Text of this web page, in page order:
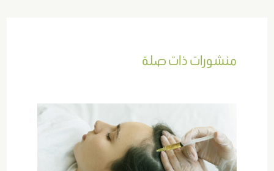
منشورات ذات صلة